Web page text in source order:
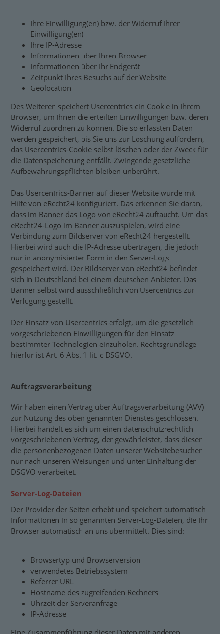
Ihre Einwilligung(en) bzw. der Widerruf Ihrer
Einwilligung(en)
Ihre IP-Adresse
Informationen über Ihren Browser
Informationen über Ihr Endgerät
Zeitpunkt Ihres Besuchs auf der Website
Geolocation
Des Weiteren speichert Usercentrics ein Cookie in Ihrem
Browser, um Ihnen die erteilten Einwilligungen bzw. deren
Widerruf zuordnen zu können. Die so erfassten Daten
werden gespeichert, bis Sie uns zur Löschung auffordern,
das Usercentrics-Cookie selbst löschen oder der Zweck für
die Datenspeicherung entfällt. Zwingende gesetzliche
Aufbewahrungspflichten bleiben unberührt.
Das Usercentrics-Banner auf dieser Website wurde mit
Hilfe von eRecht24 konfiguriert. Das erkennen Sie daran,
dass im Banner das Logo von eRecht24 auftaucht. Um das
eRecht24-Logo im Banner auszuspielen, wird eine
Verbindung zum Bildserver von eRecht24 hergestellt.
Hierbei wird auch die IP-Adresse übertragen, die jedoch
nur in anonymisierter Form in den Server-Logs
gespeichert wird. Der Bildserver von eRecht24 befindet
sich in Deutschland bei einem deutschen Anbieter. Das
Banner selbst wird ausschließlich von Usercentrics zur
Verfügung gestellt.
Der Einsatz von Usercentrics erfolgt, um die gesetzlich
vorgeschriebenen Einwilligungen für den Einsatz
bestimmter Technologien einzuholen. Rechtsgrundlage
hierfür ist Art. 6 Abs. 1 lit. c DSGVO.
Auftragsverarbeitung
Wir haben einen Vertrag über Auftragsverarbeitung (AVV)
zur Nutzung des oben genannten Dienstes geschlossen.
Hierbei handelt es sich um einen datenschutzrechtlich
vorgeschriebenen Vertrag, der gewährleistet, dass dieser
die personenbezogenen Daten unserer Websitebesucher
nur nach unseren Weisungen und unter Einhaltung der
DSGVO verarbeitet.
Server-Log-Dateien
Der Provider der Seiten erhebt und speichert automatisch
Informationen in so genannten Server-Log-Dateien, die Ihr
Browser automatisch an uns übermittelt. Dies sind:
Browsertyp und Browserversion
verwendetes Betriebssystem
Referrer URL
Hostname des zugreifenden Rechners
Uhrzeit der Serveranfrage
IP-Adresse